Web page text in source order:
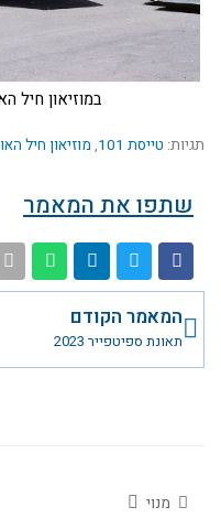
במוזיאון חיל
תגיות: טייסת 101 , מוזיאון חיל
שתפו את המאמר
קודם
המאמר הקודם
תאונת ספיטפייר 2023
מנוי